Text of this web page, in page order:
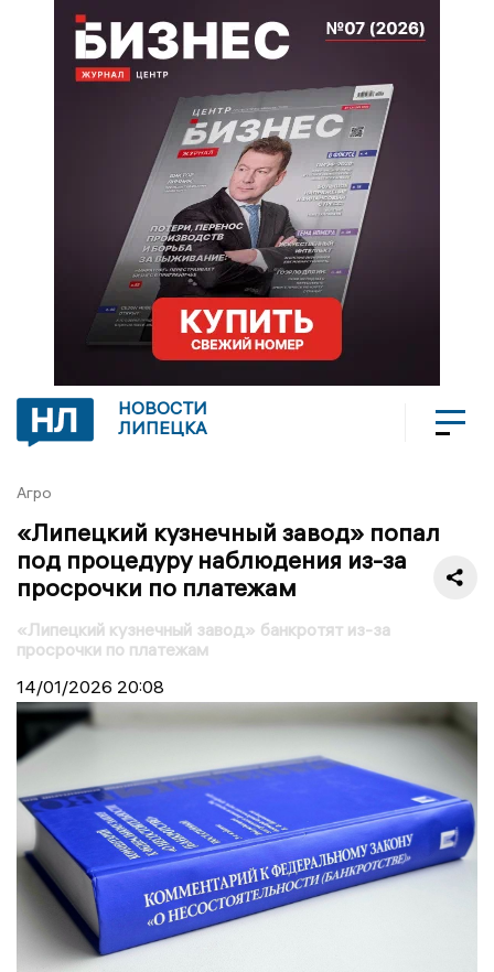
НОВОСТИ
ЛИПЕЦКА
Агро
«Липецкий кузнечный завод» попал
под процедуру наблюдения из-за
просрочки по платежам
«Липецкий кузнечный завод» банкротят из-за
просрочки по платежам
14/01/2026 20:08